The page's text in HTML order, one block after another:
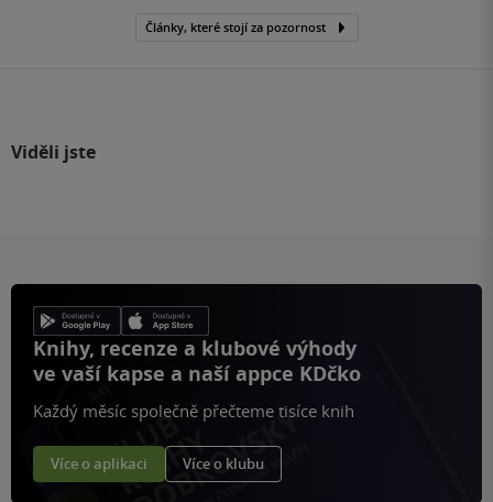
Články, které stojí za pozornost
Viděli jste
Knihy, recenze a klubové výhody
ve vaší kapse a naší appce KDčko
Každý měsíc společně přečteme tisíce knih
Více o aplikaci Více o klubu